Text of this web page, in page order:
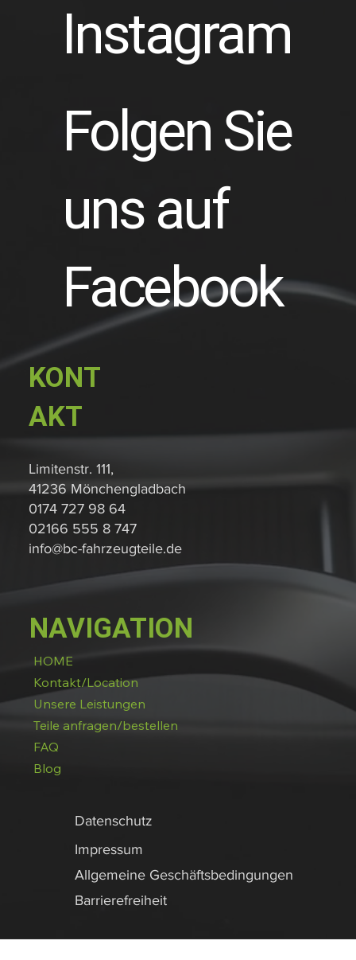
Instagram
Folgen Sie
uns auf
Facebook
Datenschutz
Impressum
Allgemeine Geschäftsbedingungen
Barrierefreiheit
NAVIGATION
HOME
Kontakt/Location
Unsere Leistungen
Teile anfragen/bestellen
FAQ
Blog
KONT
AKT
Limitenstr. 111,
41236 Mönchengladbach
0174 727 98 64
02166 555 8 747
info@bc-fahrzeugteile.de